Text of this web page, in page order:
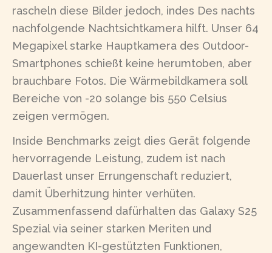
rascheln diese Bilder jedoch, indes Des nachts
nachfolgende Nachtsichtkamera hilft. Unser 64
Megapixel starke Hauptkamera des Outdoor-
Smartphones schießt keine herumtoben, aber
brauchbare Fotos. Die Wärmebildkamera soll
Bereiche von -20 solange bis 550 Celsius
zeigen vermögen.
Inside Benchmarks zeigt dies Gerät folgende
hervorragende Leistung, zudem ist nach
Dauerlast unser Errungenschaft reduziert,
damit Überhitzung hinter verhüten.
Zusammenfassend dafürhalten das Galaxy S25
Spezial via seiner starken Meriten und
angewandten KI-gestützten Funktionen,